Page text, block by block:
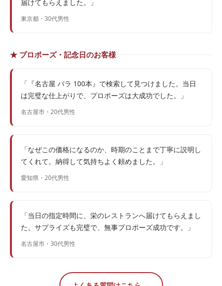
届けてもらえました。」
東京都・30代男性
★ プロポーズ・記念日のお客様
「『名古屋 バラ 100本』で検索して見つけました。当日
は完璧な仕上がりで、プロポーズは大成功でした。」
名古屋市・20代男性
「なぜこの価格になるのか、時期のことまで丁寧に説明し
てくれて。納得して気持ちよく頼めました。」
愛知県・20代男性
「当日の指定時間に、栄のレストランへ届けてもらえまし
た。サプライズも完璧で、無事プロポーズ成功です。」
名古屋市・30代男性